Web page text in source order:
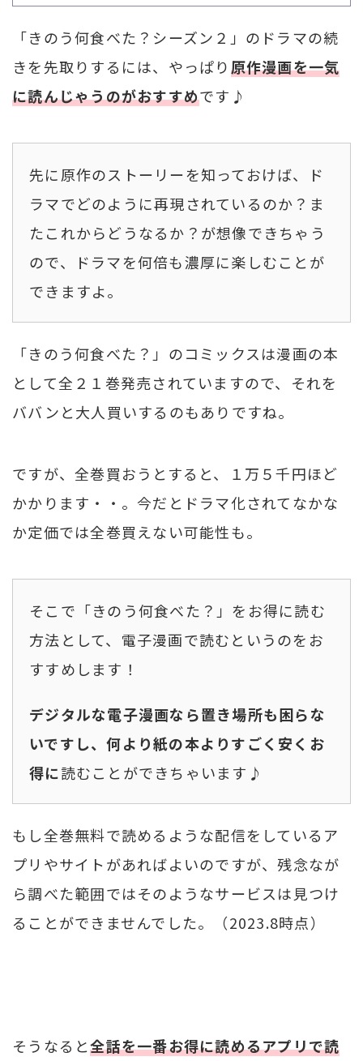
「きのう何食べた？シーズン２」のドラマの続
きを先取りするには、やっぱり原作漫画を一気
に読んじゃうのがおすすめです♪
先に原作のストーリーを知っておけば、ド
ラマでどのように再現されているのか？ま
たこれからどうなるか？が想像できちゃう
ので、ドラマを何倍も濃厚に楽しむことが
できますよ。
「きのう何食べた？」のコミックスは漫画の本
として全２１巻発売されていますので、それを
ババンと大人買いするのもありですね。
ですが、全巻買おうとすると、１万５千円ほど
かかります・・。今だとドラマ化されてなかな
か定価では全巻買えない可能性も。
そこで「きのう何食べた？」をお得に読む
方法として、電子漫画で読むというのをお
すすめします！
デジタルな電子漫画なら置き場所も困らな
いですし、何より紙の本よりすごく安くお
得に読むことができちゃいます♪
もし全巻無料で読めるような配信をしているア
プリやサイトがあればよいのですが、残念なが
ら調べた範囲ではそのようなサービスは見つけ
ることができませんでした。（2023.8時点）
そうなると全話を一番お得に読めるアプリで読